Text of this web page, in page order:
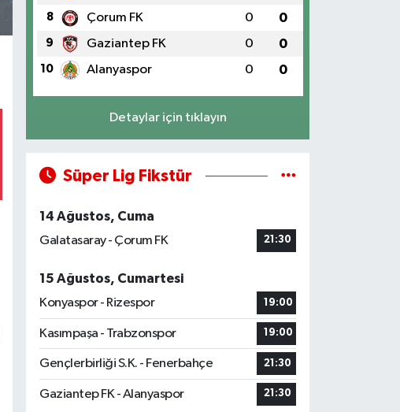
8 Çorum FK 0 0
9 Gaziantep FK 0 0
10 Alanyaspor 0 0
Detaylar için tıklayın
Süper Lig Fikstür
14 Ağustos, Cuma
Galatasaray - Çorum FK
21:30
15 Ağustos, Cumartesi
Konyaspor - Rizespor
19:00
Kasımpaşa - Trabzonspor 19:00
Gençlerbirliği S.K. - Fenerbahçe 21:30
Gaziantep FK - Alanyaspor 21:30